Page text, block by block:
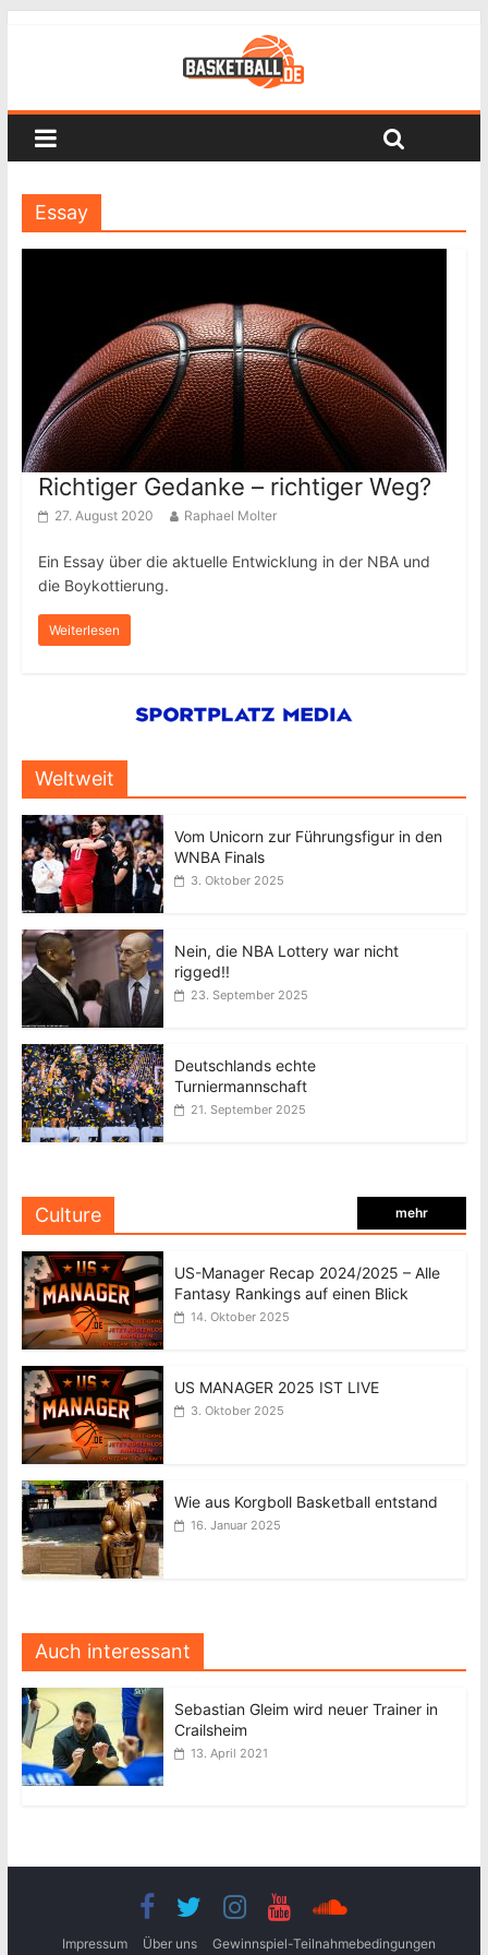
Essay
Richtiger Gedanke – richtiger Weg?
27. August 2020 Raphael Molter
Ein Essay über die aktuelle Entwicklung in der NBA und
die Boykottierung.
Weiterlesen
Weltweit
Vom Unicorn zur Führungsfigur in den
WNBA Finals
3. Oktober 2025
Nein, die NBA Lottery war nicht
rigged!!
23. September 2025
Deutschlands echte
Turniermannschaft
21. September 2025
Culture mehr
US-Manager Recap 2024/2025 – Alle
Fantasy Rankings auf einen Blick
14. Oktober 2025
US MANAGER 2025 IST LIVE
3. Oktober 2025
Wie aus Korgboll Basketball entstand
16. Januar 2025
Auch interessant
Sebastian Gleim wird neuer Trainer in
Crailsheim
13. April 2021
Impressum Über uns Gewinnspiel-Teilnahmebedingungen